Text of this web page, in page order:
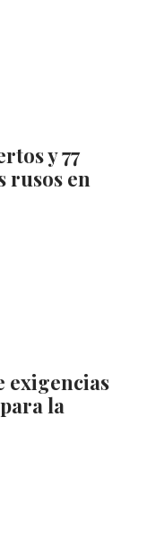
y 77
rusos en
exigencias
la